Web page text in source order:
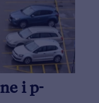
i p-